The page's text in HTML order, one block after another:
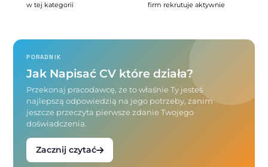
w tej kategorii firm rekrutuje aktywnie
PORADNIK
Jak Napisać CV które działa?
Przekonaj pracodawcę, że to właśnie Ty jesteś
najlepszą odpowiedzią na jego potrzeby, zanim
jeszcze przeczyta pierwsze zdanie Twojego
doświadczenia.
Zacznij czytać